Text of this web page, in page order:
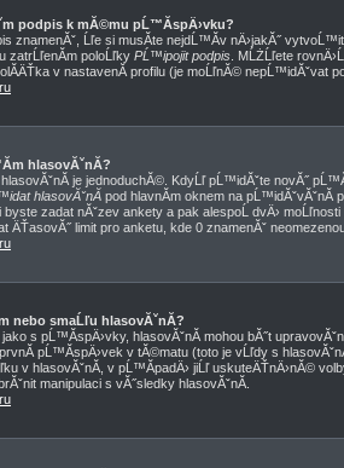
podpis k mĂ©mu pĹ™Ă­spÄ›vku?
znamenĂˇ, Ĺľe si musĂ­te nejdĹ™Ă­v nÄ›jakĂ˝
zatrĹľenĂ­m poloĹľky PĹ™ipojit podpis . MĹŻĹľete
v nastavenĂ­ profilu (je moĹľnĂ© nepĹ™idĂˇvat
hlasovĂˇnĂ­?
je jednoduchĂ©. KdyĹľ pĹ™idĂˇte novĂ˝
hlasovĂˇnĂ­ pod hlavnĂ­m oknem na pĹ™idĂˇvĂˇnĂ­
byste zadat nĂˇzev ankety a pak alespoĹ dvÄ›
ÄŤasovĂ˝ limit pro anketu, kde 0 znamenĂˇ
nebo smaĹľu hlasovĂˇnĂ­?
s pĹ™Ă­spÄ›vky, hlasovĂˇnĂ­ mohou bĂ˝t
pĹ™Ă­spÄ›vek v tĂ©matu (toto je vĹľdy s
v hlasovĂˇnĂ­, v pĹ™Ă­padÄ› jiĹľ uskuteÄŤnÄ›nĂ©
manipulaci s vĂ˝sledky hlasovĂˇnĂ­.